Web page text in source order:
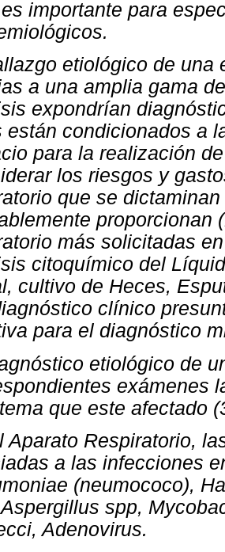
importante para
etiológico de una
a una amplia gama
expondrían
están condicionados a
para la realización
los riesgos y
que se
proporcionan
más solicitadas
citoquímico del
cultivo de Heces,
clínico
para el diagnóstico
etiológico de
exámenes
que este afectado
Aparato Respiratorio,
a las infecciones
(neumococo),
spp,
Adenovirus.